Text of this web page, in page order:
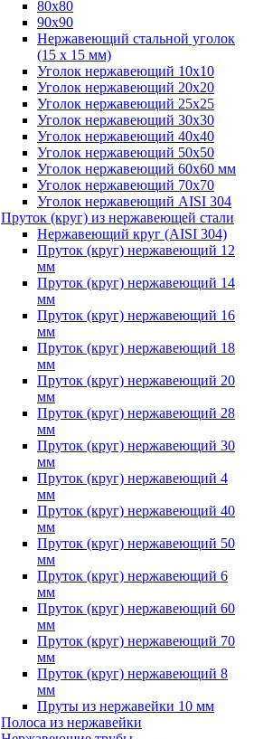
80х80
90х90
Нержавеющий стальной уголок
(15 х 15 мм)
Уголок нержавеющий 10х10
Уголок нержавеющий 20х20
Уголок нержавеющий 25х25
Уголок нержавеющий 30х30
Уголок нержавеющий 40х40
Уголок нержавеющий 50х50
Уголок нержавеющий 60х60 мм
Уголок нержавеющий 70х70
Уголок нержавеющий AISI 304
Пруток (круг) из нержавеющей стали
Нержавеющий круг (AISI 304)
Пруток (круг) нержавеющий 12
мм
Пруток (круг) нержавеющий 14
мм
Пруток (круг) нержавеющий 16
мм
Пруток (круг) нержавеющий 18
мм
Пруток (круг) нержавеющий 20
мм
Пруток (круг) нержавеющий 28
мм
Пруток (круг) нержавеющий 30
мм
Пруток (круг) нержавеющий 4
мм
Пруток (круг) нержавеющий 40
мм
Пруток (круг) нержавеющий 50
мм
Пруток (круг) нержавеющий 6
мм
Пруток (круг) нержавеющий 60
мм
Пруток (круг) нержавеющий 70
мм
Пруток (круг) нержавеющий 8
мм
Пруты из нержавейки 10 мм
Полоса из нержавейки